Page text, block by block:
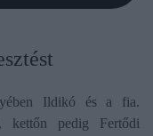
Ildikó és a fia.
kettőn pedig Fertődi